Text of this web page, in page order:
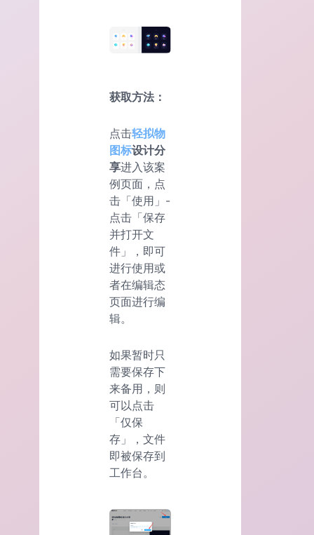
获取方法：
点击轻拟物
图标设计分
享进入该案
例页面，点
击「使用」-
点击「保存
并打开文
件」，即可
进行使用或
者在编辑态
页面进行编
辑。
如果暂时只
需要保存下
来备用，则
可以点击
「仅保
存」，文件
即被保存到
工作台。